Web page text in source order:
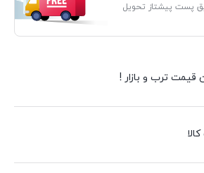
پست پیشتاز تحویل
قیمت ترب و بازار !